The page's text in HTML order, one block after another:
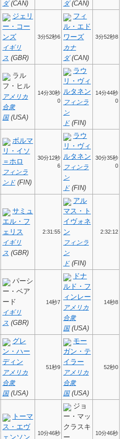
ダ(CAN)
ダ(CAN)
ジェリ
ー・コー
ンズ
イギリ
ス (GBR)
3分52秒6
フィ
ル・エド
ワーズ
カナ
ダ(CAN)
3分52秒8
ラル
フ・ヒル
アメリカ
合衆
国(USA)
14分30秒
0
ラウ
リ・ヴィ
ルタネン
フィンラ
ン
ド(FIN)
14分44秒
0
ボルマ
リ・イソ
＝ホロ
フィンラ
ンド(FIN)
30分12秒
6
ラウ
リ・ヴィ
ルタネン
フィンラ
ン
ド(FIN)
30分35秒
0
サミュ
エル・フ
ェリス
イギリ
ス (GBR)
2:31:55
アル
マス・ト
イヴォネ
ン
フィンラ
ン
ド(FIN)
2:32:12
パーシ
ー・ベア
ード
イギリ
ス (GBR)
14秒7
ドナ
ルド・フ
ィンレー
アメリカ
合衆
国(USA)
14秒8
グレ
ン・ハー
ディン
アメリカ
合衆
国(USA)
51秒9
モー
ガン・テ
イラー
アメリカ
合衆
国(USA)
52秒0
トーマ
ス・エヴ
ェンソン
10分46秒
ジョ
ー・マッ
クラスキ
ー
10分46秒